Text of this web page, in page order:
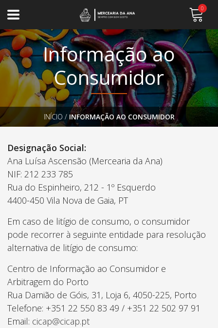
0
INÍCIO / INFORMAÇÃO AO CONSUMIDOR
Informação ao
Consumidor
Designação Social:
Ana Luísa Ascensão (Mercearia da Ana)
NIF: 212 233 785
Rua do Espinheiro, 212 - 1º Esquerdo
4400-450 Vila Nova de Gaia, PT
Em caso de litígio de consumo, o consumidor
pode recorrer à seguinte entidade para resolução
alternativa de litígio de consumo:
Centro de Informação ao Consumidor e
Arbitragem do Porto
Rua Damião de Góis, 31, Loja 6, 4050-225, Porto
Telefone: +351 22 550 83 49 / +351 22 502 97 91
Email: cicap@cicap.pt